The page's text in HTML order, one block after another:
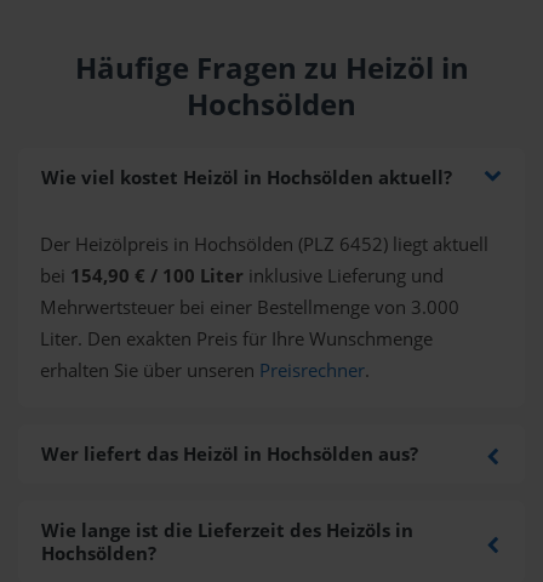
Häufige Fragen zu Heizöl in
Hochsölden
Wie viel kostet Heizöl in Hochsölden aktuell?
Der Heizölpreis in Hochsölden (PLZ 6452) liegt aktuell
bei 154,90 € / 100 Liter inklusive Lieferung und
Mehrwertsteuer bei einer Bestellmenge von 3.000
Liter. Den exakten Preis für Ihre Wunschmenge
erhalten Sie über unseren Preisrechner.
Wer liefert das Heizöl in Hochsölden aus?
Wie lange ist die Lieferzeit des Heizöls in
Hochsölden?